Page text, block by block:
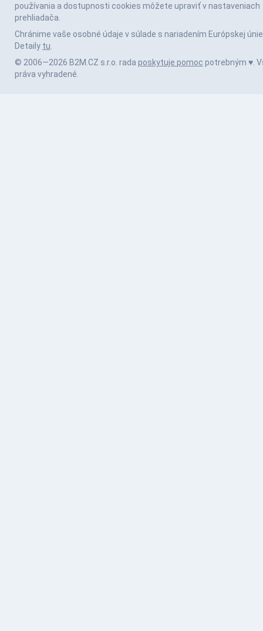
používania a dostupnosti cookies môžete upraviť v nastaveniach
prehliadača.
Chránime vaše osobné údaje v súlade s nariadením Európskej únie
Detaily tu.
© 2006—2026 B2M.CZ s.r.o. rada poskytuje pomoc potrebným ♥️.
práva vyhradené.